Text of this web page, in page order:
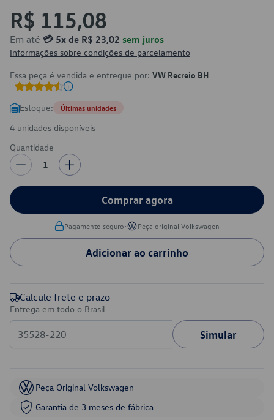
R$ 115,08
Em até 💳 5x de R$ 23,02 sem juros
Informações sobre condições de parcelamento
Essa peça é vendida e entregue por: VW Recreio BH
Estoque: Últimas unidades
4 unidades disponíveis
Quantidade
1
Comprar agora
Pagamento seguro• Peça original Volkswagen
Adicionar ao carrinho
Calcule frete e prazo
Entrega em todo o Brasil
Simular
Peça Original Volkswagen
Garantia de 3 meses de fábrica